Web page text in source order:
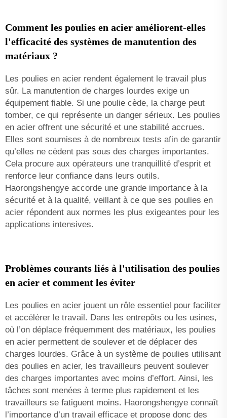
Comment les poulies en acier améliorent-elles
l'efficacité des systèmes de manutention des
matériaux ?
Les poulies en acier rendent également le travail plus
sûr. La manutention de charges lourdes exige un
équipement fiable. Si une poulie cède, la charge peut
tomber, ce qui représente un danger sérieux. Les poulies
en acier offrent une sécurité et une stabilité accrues.
Elles sont soumises à de nombreux tests afin de garantir
qu’elles ne cèdent pas sous des charges importantes.
Cela procure aux opérateurs une tranquillité d’esprit et
renforce leur confiance dans leurs outils.
Haorongshengye accorde une grande importance à la
sécurité et à la qualité, veillant à ce que ses poulies en
acier répondent aux normes les plus exigeantes pour les
applications intensives.
Problèmes courants liés à l'utilisation des poulies
en acier et comment les éviter
Les poulies en acier jouent un rôle essentiel pour faciliter
et accélérer le travail. Dans les entrepôts ou les usines,
où l’on déplace fréquemment des matériaux, les poulies
en acier permettent de soulever et de déplacer des
charges lourdes. Grâce à un système de poulies utilisant
des poulies en acier, les travailleurs peuvent soulever
des charges importantes avec moins d’effort. Ainsi, les
tâches sont menées à terme plus rapidement et les
travailleurs se fatiguent moins. Haorongshengye connaît
l’importance d’un travail efficace et propose donc des